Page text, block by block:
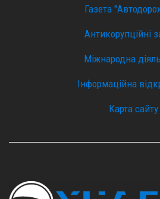
Газета
Антикорупційні
Міжнародна
Інформаційна
Карта сайту